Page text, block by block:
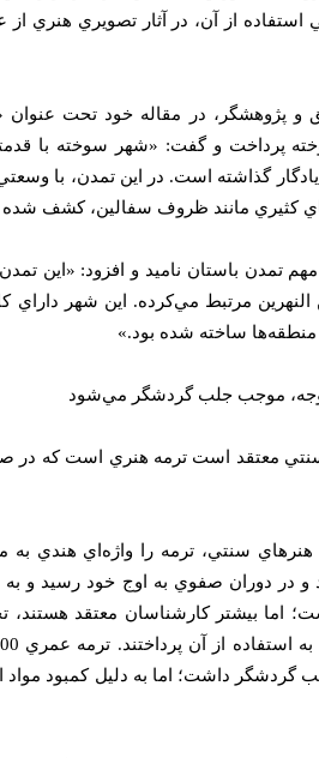
از آن، در آثار تصويري هنري از
و پژوهشگر، در مقاله خود تحت
پرداخت و گفت: «شهر سوخته با
كثيري مانند ظروف سفالين، كشف
تمدن باستان ناميد و افزود: «اين
النهرين مرتبط مي‌كرده. اين شهر
ساخته شده بود.»
موجب جلب گردشگر مي‌شود
معتقد است ترمه هنري است كه در
سنتي، ترمه را واژه‌اي هندي
و در دوران صفوي به اوج خود رسيد و
بيشتر كارشناسان معتقد هستند،
گردشگر داشت؛ اما به دليل كمبود مواد